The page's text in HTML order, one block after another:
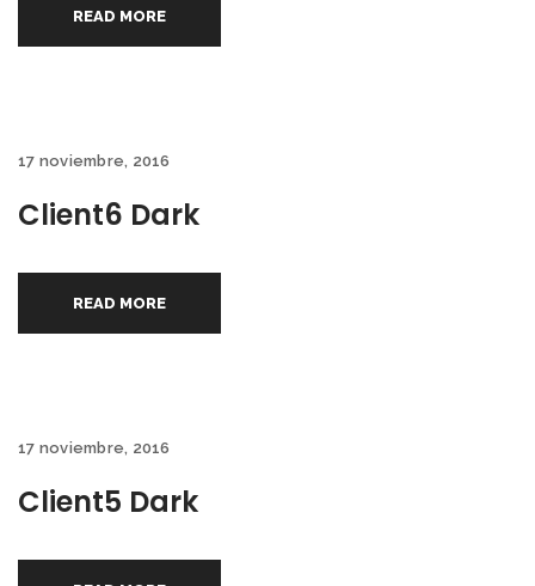
READ MORE
17 noviembre, 2016
Client6 Dark
READ MORE
17 noviembre, 2016
Client5 Dark